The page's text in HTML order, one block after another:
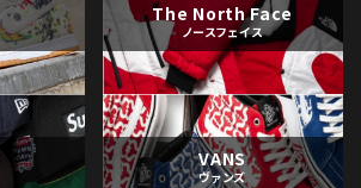
The North Face
ノースフェイス
VANS
ヴァンズ